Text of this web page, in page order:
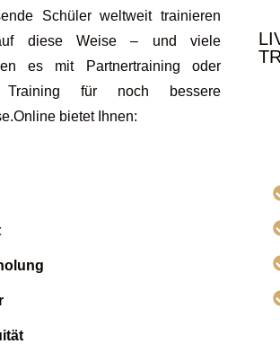
Schüler weltweit trainieren
diese Weise – und viele
es mit Partnertraining oder
Training für noch bessere
bietet Ihnen: